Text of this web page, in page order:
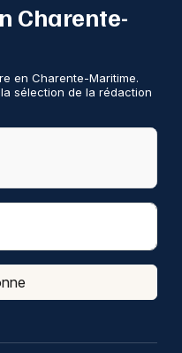
Charente-
en Charente-Maritime.
sélection de la rédaction